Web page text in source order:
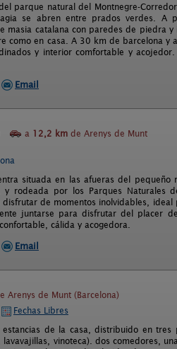
parque natural del Montnegre-
se abren entre prados verdes. A
catalana con paredes de piedra
como en casa. A 30 km de barcelona y
y interior comfortable y
Email
a 12,2 km de Arenys de Munt
situada en las afueras del pequeño
rodeada por los Parques Naturales
de momentos inolvidables,
juntarse para disfrutar del placer
cálida y acogedora.
Email
Arenys de Munt (Barcelona)
Fechas Libres
de la casa, distribuido en
vinoteca). dos comedores,